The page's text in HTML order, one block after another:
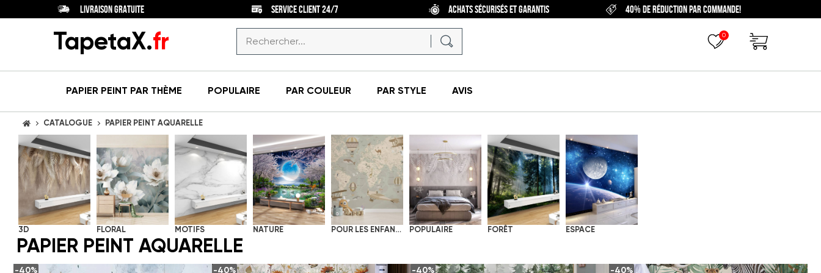
LIVRAISON GRATUITE SERVICE CLIENT 24/7 ACHATS SÉCURISÉS ET GARANTIS 40% DE RÉDUCTION PAR COMMANDE!
TapetaX.fr 0
PAPIER PEINT PAR THÈME POPULAIRE PAR COULEUR PAR STYLE AVIS
ACCUEILCATALOGUE PAPIER PEINT AQUARELLE
PIÈCE
Papiers
peints
manger
(120)
Papiers
peints
salon
(120)
COULEUR
(4)
Blanc(16)
Bleu(15)
STYLE
Abstraction
Asiatique (13)
Bohème (29)
3D FLORAL MOTIFS NATURE POUR LES ENFANTS POPULAIRE FORÊT ESPACE
PAPIER PEINT AQUARELLE
-40% -40% -40% -40%